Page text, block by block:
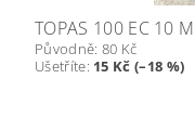
TOPAS 100 EC 10
Původně: 80 Kč
Ušetříte: 15 Kč (–18 %)